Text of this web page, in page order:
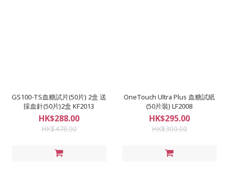
GS100-TS血糖試片(50片) 2盒 送
採血針(50片)2盒 KF2013
HK$288.00
HK$478.00
OneTouch Ultra Plus 血糖試紙
(50片裝) LF2008
HK$295.00
HK$300.00